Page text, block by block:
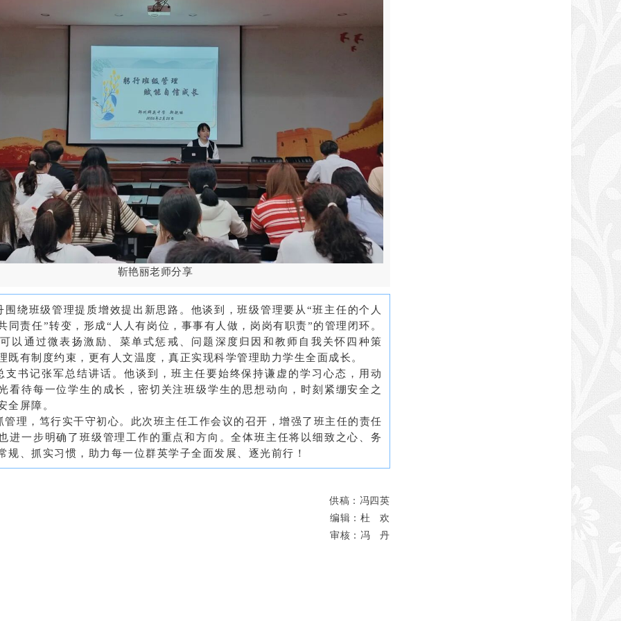
靳艳丽老师分享
围绕班级管理提质增效提出新思路。他谈到，班级管理要从“班主任的个人
同责任”转变，形成“人人有岗位，事事有人做，岗岗有职责”的管理闭环。
以通过微表扬激励、菜单式惩戒、问题深度归因和教师自我关怀四种策
既有制度约束，更有人文温度，真正实现科学管理助力学生全面成长。
支书记张军总结讲话。他谈到，班主任要始终保持谦虚的学习心态，用动
看待每一位学生的成长，密切关注班级学生的思想动向，时刻紧绷安全之
全屏障。
管理，笃行实干守初心。此次班主任工作会议的召开，增强了班主任的责任
进一步明确了班级管理工作的重点和方向。全体班主任将以细致之心、务
规、抓实习惯，助力每一位群英学子全面发展、逐光前行！
供稿：冯四英
编辑：杜 欢
审核：冯 丹